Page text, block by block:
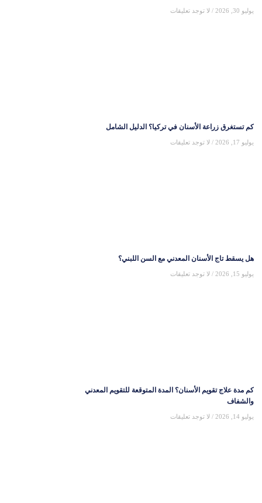
يوليو 30, 2026 لا توجد تعليقات
كم تستغرق زراعة الأسنان في تركيا؟ الدليل الشامل
يوليو 17, 2026 لا توجد تعليقات
هل يسقط تاج الأسنان المعدني مع السن اللبني؟
يوليو 15, 2026 لا توجد تعليقات
كم مدة علاج تقويم الأسنان؟ المدة المتوقعة للتقويم المعدني
والشفاف
يوليو 14, 2026 لا توجد تعليقات